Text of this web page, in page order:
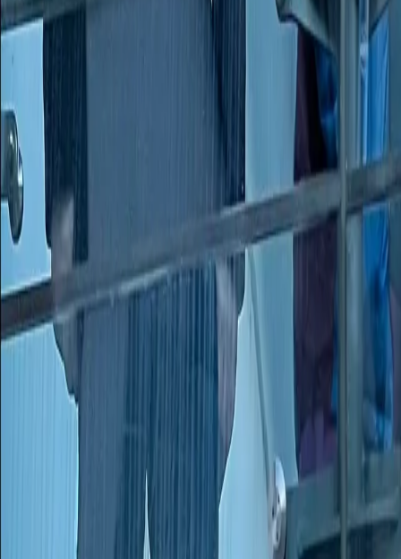
2073: Die neue Kolonie
2073: Die neue Kolonie
Do., 5. November 2026 um 19:00
Volkskundemuseum am Paulustor
Spekulative Posse mit Text von Helene Thümmel